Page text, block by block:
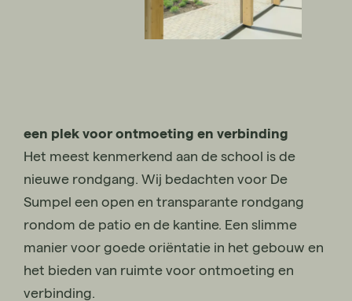
een plek voor ontmoeting en verbinding
Het meest kenmerkend aan de school is de
nieuwe rondgang. Wij bedachten voor De
Sumpel een open en transparante rondgang
rondom de patio en de kantine. Een slimme
manier voor goede oriëntatie in het gebouw en
het bieden van ruimte voor ontmoeting en
verbinding.